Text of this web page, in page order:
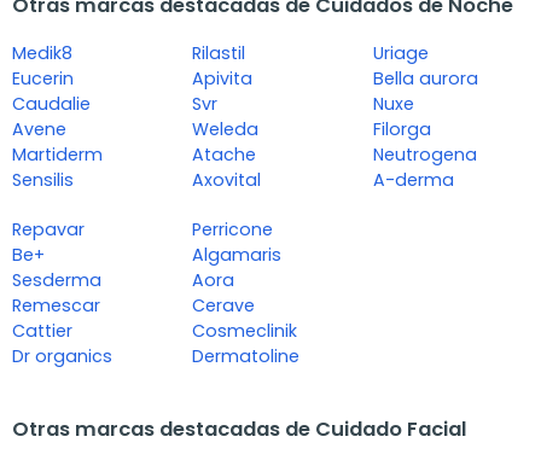
Otras marcas destacadas de Cuidados de Noche
Medik8
Eucerin
Caudalie
Avene
Martiderm
Sensilis
Rilastil
Apivita
Svr
Weleda
Atache
Axovital
Uriage
Bella aurora
Nuxe
Filorga
Neutrogena
A-derma
Repavar
Be+
Sesderma
Remescar
Cattier
Dr organics
Perricone
Algamaris
Aora
Cerave
Cosmeclinik
Dermatoline
Otras marcas destacadas de Cuidado Facial